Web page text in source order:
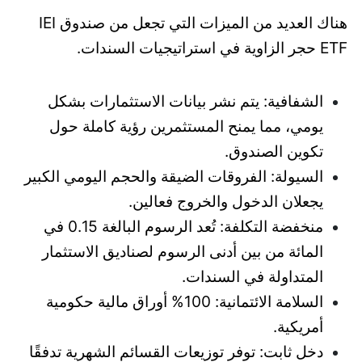
هناك العديد من الميزات التي تجعل من صندوق IEI
ETF حجر الزاوية في استراتيجيات السندات.
الشفافية: يتم نشر بيانات الاستثمارات بشكل
يومي، مما يمنح المستثمرين رؤية كاملة حول
تكوين الصندوق.
السيولة: الفروقات الضيقة والحجم اليومي الكبير
يجعلان الدخول والخروج فعالين.
منخفضة التكلفة: تُعد الرسوم البالغة 0.15 في
المائة من بين أدنى الرسوم لصناديق الاستثمار
المتداولة في السندات.
السلامة الائتمانية: 100% أوراق مالية حكومية
أمريكية.
دخل ثابت: توفر توزيعات القسائم الشهرية تدفقًا